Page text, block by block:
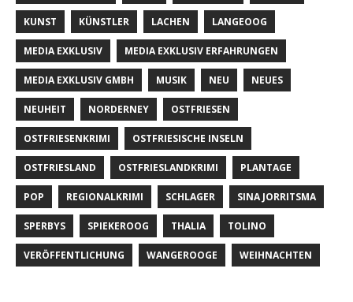
KUNST KÜNSTLER LACHEN LANGEOOG
MEDIA EXKLUSIV MEDIA EXKLUSIV ERFAHRUNGEN
MEDIA EXKLUSIV GMBH MUSIK NEU NEUES
NEUHEIT NORDERNEY OSTFRIESEN
OSTFRIESENKRIMI OSTFRIESISCHE INSELN
OSTFRIESLAND OSTFRIESLANDKRIMI PLANTAGE
POP REGIONALKRIMI SCHLAGER SINA JORRITSMA
SPERBYS SPIEKEROOG THALIA TOLINO
VERÖFFENTLICHUNG WANGEROOGE WEIHNACHTEN